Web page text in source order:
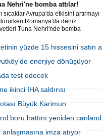
Nehri'ne bomba attılar!
sıcaklar Avrupa'da etkisini artırmayı
Romanya'da deniz
Tuna Nehri'nde bomba
yüzde 15 hissesini satın
enerjiye dönüşüyor
test edecek
ikinci İHA saldırısı
Büyük Karimun
boru hattını yeniden
imza atıyor